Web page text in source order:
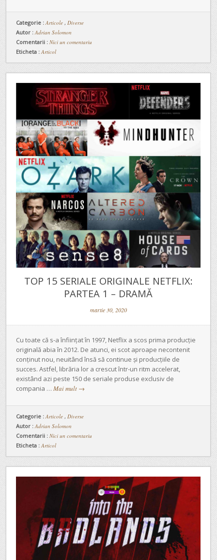
Categorie :Articole , Diverse
Autor : Adrian Solomon
Comentarii : Nici un comentariu
Eticheta : Articol
TOP 15 SERIALE ORIGINALE NETFLIX:
PARTEA 1 – DRAMĂ
martie 30, 2020
Cu toate că s-a înființat în 1997, Netflix a scos prima producție
originală abia în 2012. De atunci, ei scot aproape necontenit
conținut nou, neuitând însă să continue și producțiile de
succes. Astfel, librăria lor a crescut într-un ritm accelerat,
existând azi peste 150 de seriale produse exclusiv de
compania … Mai mult →
Categorie :Articole , Diverse
Autor : Adrian Solomon
Comentarii : Nici un comentariu
Eticheta : Articol